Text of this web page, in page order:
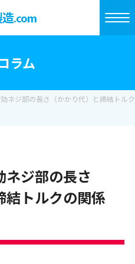
.com
ラム
効ネジ部の長さ（かかり代）と締結トルク
ネジ部の長さ
結トルクの関係